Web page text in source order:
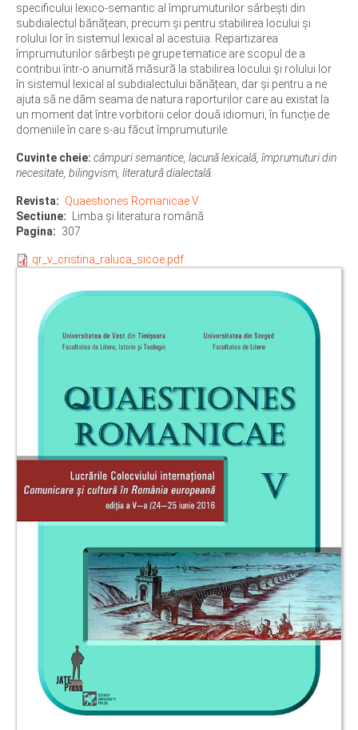
specificului lexico-semantic al împrumuturilor sârbești din
subdialectul bănățean, precum și pentru stabilirea locului și
rolului lor în sistemul lexical al acestuia. Repartizarea
împrumuturilor sârbești pe grupe tematice are scopul de a
contribui într-o anumită măsură la stabilirea locului și rolului lor
în sistemul lexical al subdialectului bănățean, dar și pentru a ne
ajuta să ne dăm seama de natura raporturilor care au existat la
un moment dat între vorbitorii celor două idiomuri, în funcție de
domeniile în care s-au făcut împrumuturile.
Cuvinte cheie: câmpuri semantice, lacună lexicală, împrumuturi din
necesitate, bilingvism, literatură dialectală.
Revista
Quaestiones Romanicae V
Sectiune
Limba şi literatura română
Pagina
307
qr_v_cristina_raluca_sicoe.pdf